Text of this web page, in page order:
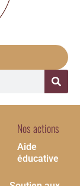
Nos actions
Aide
éducative